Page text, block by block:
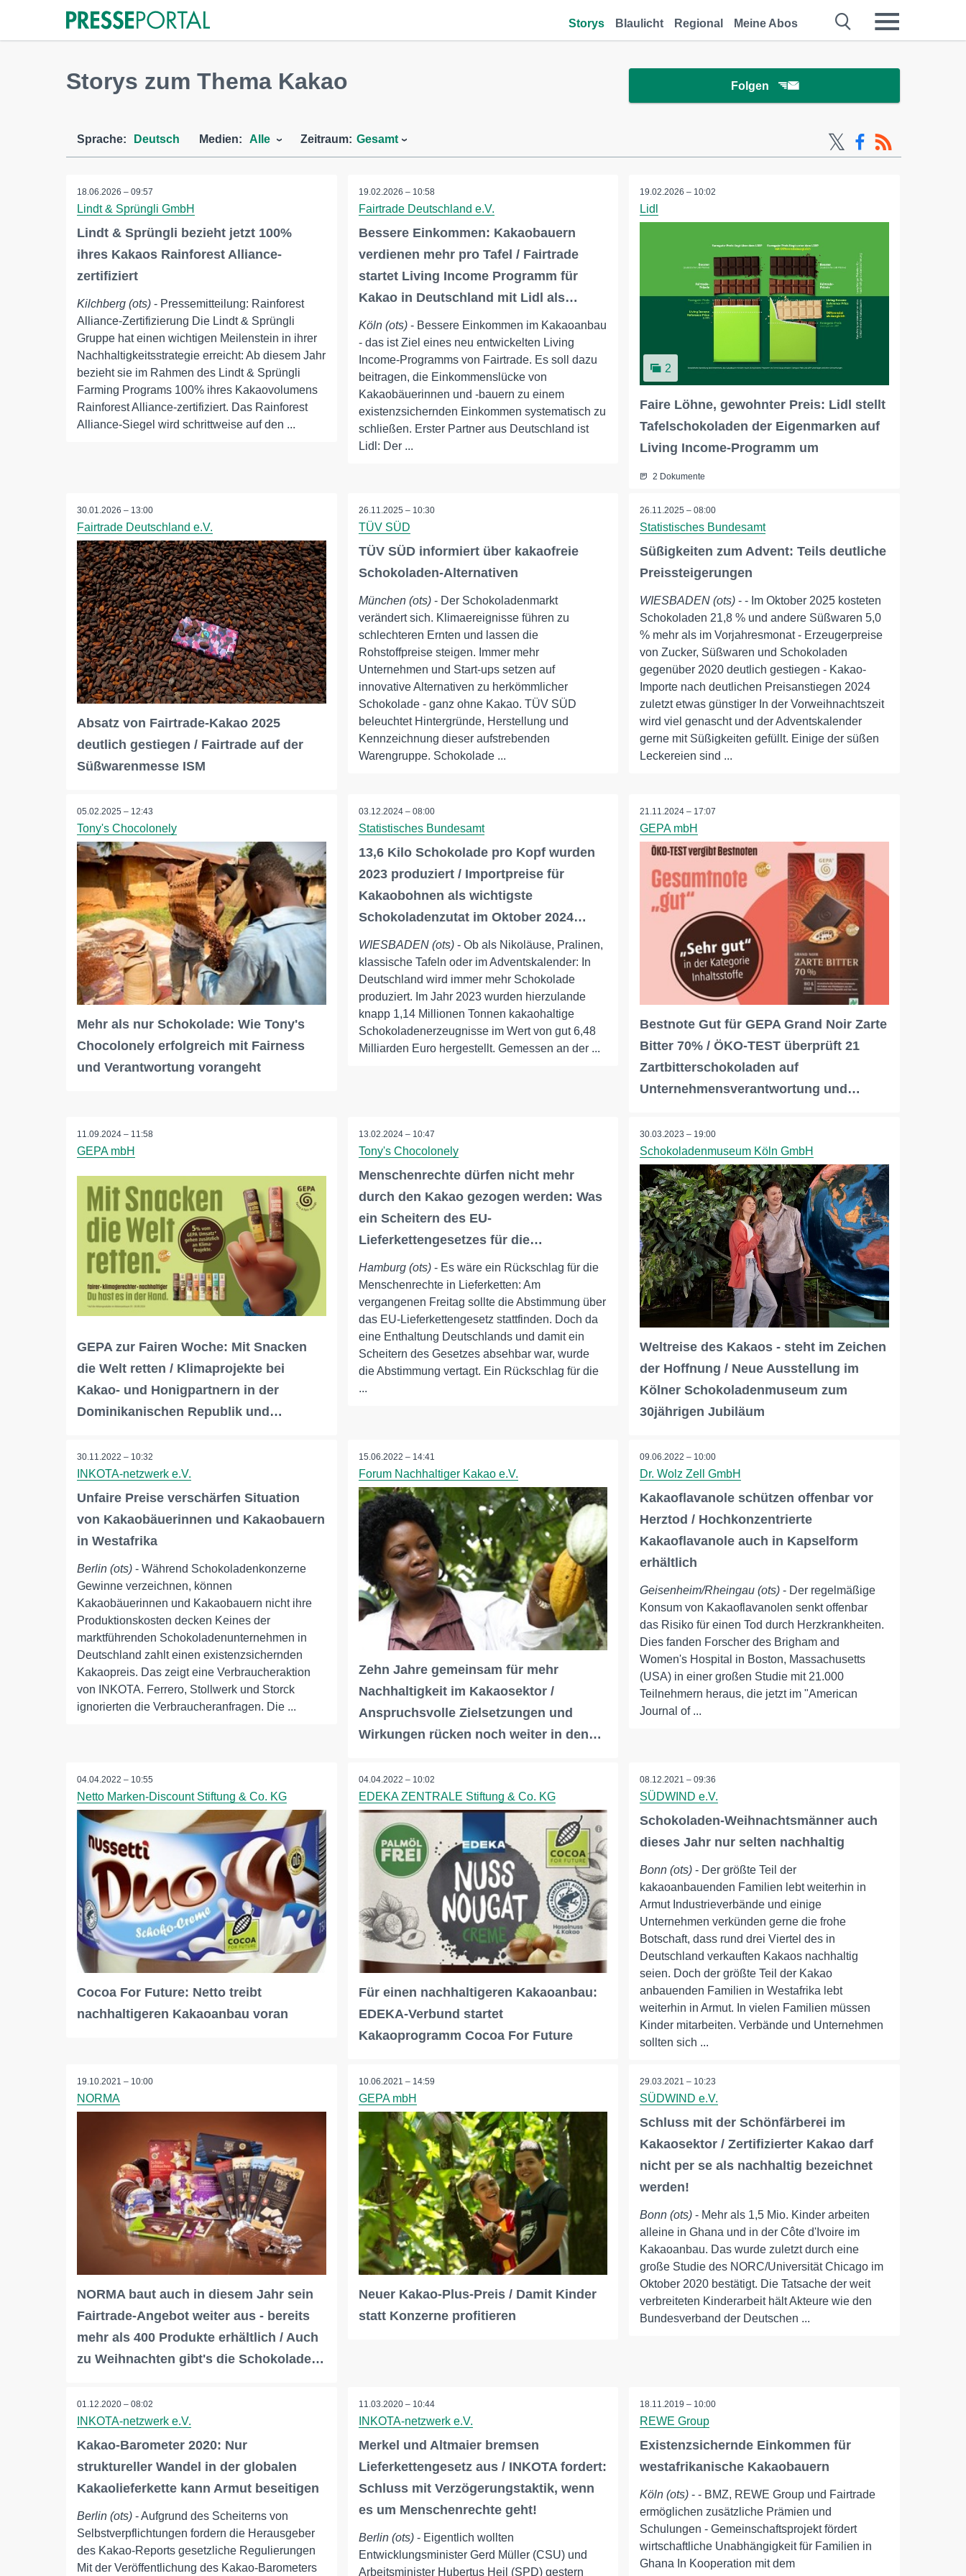
Storys Blaulicht Regional Meine Abos
Storys zum Thema Kakao Folgen
Sprache: Deutsch Medien: Alle Zeitraum: Gesamt
18.06.2026 – 09:57
Lindt & Sprüngli GmbH
Lindt & Sprüngli bezieht jetzt 100%
ihres Kakaos Rainforest Alliance-
zertifiziert
Kilchberg (ots) - Pressemitteilung: Rainforest
Alliance-Zertifizierung Die Lindt & Sprüngli
Gruppe hat einen wichtigen Meilenstein in ihrer
Nachhaltigkeitsstrategie erreicht: Ab diesem Jahr
bezieht sie im Rahmen des Lindt & Sprüngli
Farming Programs 100% ihres Kakaovolumens
Rainforest Alliance-zertifiziert. Das Rainforest
Alliance-Siegel wird schrittweise auf den ...
19.02.2026 – 10:58
Fairtrade Deutschland e.V.
Bessere Einkommen: Kakaobauern
verdienen mehr pro Tafel / Fairtrade
startet Living Income Programm für
Kakao in Deutschland mit Lidl als…
Köln (ots)- Bessere Einkommen im Kakaoanbau
- das ist Ziel eines neu entwickelten Living
Income-Programms von Fairtrade. Es soll dazu
beitragen, die Einkommenslücke von
Kakaobäuerinnen und -bauern zu einem
existenzsichernden Einkommen systematisch zu
schließen. Erster Partner aus Deutschland ist
Lidl: Der ...
19.02.2026 – 10:02
Lidl
2
Faire Löhne, gewohnter Preis: Lidl stellt
Tafelschokoladen der Eigenmarken auf
Living Income-Programm um
2 Dokumente
30.01.2026 – 13:00
Fairtrade Deutschland e.V.
Absatz von Fairtrade-Kakao 2025
deutlich gestiegen / Fairtrade auf der
Süßwarenmesse ISM
26.11.2025 – 10:30
TÜV SÜD
TÜV SÜD informiert über kakaofreie
Schokoladen-Alternativen
München (ots)- Der Schokoladenmarkt
verändert sich. Klimaereignisse führen zu
schlechteren Ernten und lassen die
Rohstoffpreise steigen. Immer mehr
Unternehmen und Start-ups setzen auf
innovative Alternativen zu herkömmlicher
Schokolade - ganz ohne Kakao. TÜV SÜD
beleuchtet Hintergründe, Herstellung und
Kennzeichnung dieser aufstrebenden
Warengruppe. Schokolade ...
26.11.2025 – 08:00
Statistisches Bundesamt
Süßigkeiten zum Advent: Teils deutliche
Preissteigerungen
WIESBADEN (ots) - - Im Oktober 2025 kosteten
Schokoladen 21,8 % und andere Süßwaren 5,0
% mehr als im Vorjahresmonat - Erzeugerpreise
von Zucker, Süßwaren und Schokoladen
gegenüber 2020 deutlich gestiegen - Kakao-
Importe nach deutlichen Preisanstiegen 2024
zuletzt etwas günstiger In der Vorweihnachtszeit
wird viel genascht und der Adventskalender
gerne mit Süßigkeiten gefüllt. Einige der süßen
Leckereien sind ...
05.02.2025 – 12:43
Tony's Chocolonely
Mehr als nur Schokolade: Wie Tony's
Chocolonely erfolgreich mit Fairness
und Verantwortung vorangeht
03.12.2024 – 08:00
Statistisches Bundesamt
13,6 Kilo Schokolade pro Kopf wurden
2023 produziert / Importpreise für
Kakaobohnen als wichtigste
Schokoladenzutat im Oktober 2024…
WIESBADEN (ots)- Ob als Nikoläuse, Pralinen,
klassische Tafeln oder im Adventskalender: In
Deutschland wird immer mehr Schokolade
produziert. Im Jahr 2023 wurden hierzulande
knapp 1,14 Millionen Tonnen kakaohaltige
Schokoladenerzeugnisse im Wert von gut 6,48
Milliarden Euro hergestellt. Gemessen an der ...
21.11.2024 – 17:07
GEPA mbH
Bestnote Gut für GEPA Grand Noir Zarte
Bitter 70% / ÖKO-TEST überprüft 21
Zartbitterschokoladen auf
Unternehmensverantwortung und…
11.09.2024 – 11:58
GEPA mbH
GEPA zur Fairen Woche: Mit Snacken
die Welt retten / Klimaprojekte bei
Kakao- und Honigpartnern in der
Dominikanischen Republik und…
13.02.2024 – 10:47
Tony's Chocolonely
Menschenrechte dürfen nicht mehr
durch den Kakao gezogen werden: Was
ein Scheitern des EU-
Lieferkettengesetzes für die…
Hamburg (ots)- Es wäre ein Rückschlag für die
Menschenrechte in Lieferketten: Am
vergangenen Freitag sollte die Abstimmung über
das EU-Lieferkettengesetz stattfinden. Doch da
eine Enthaltung Deutschlands und damit ein
Scheitern des Gesetzes absehbar war, wurde
die Abstimmung vertagt. Ein Rückschlag für die
...
30.03.2023 – 19:00
Schokoladenmuseum Köln GmbH
Weltreise des Kakaos - steht im Zeichen
der Hoffnung / Neue Ausstellung im
Kölner Schokoladenmuseum zum
30jährigen Jubiläum
30.11.2022 – 10:32
INKOTA-netzwerk e.V.
Unfaire Preise verschärfen Situation
von Kakaobäuerinnen und Kakaobauern
in Westafrika
Berlin (ots) - Während Schokoladenkonzerne
Gewinne verzeichnen, können
Kakaobäuerinnen und Kakaobauern nicht ihre
Produktionskosten decken Keines der
marktführenden Schokoladenunternehmen in
Deutschland zahlt einen existenzsichernden
Kakaopreis. Das zeigt eine Verbraucheraktion
von INKOTA. Ferrero, Stollwerk und Storck
ignorierten die Verbraucheranfragen. Die ...
15.06.2022 – 14:41
Forum Nachhaltiger Kakao e.V.
Zehn Jahre gemeinsam für mehr
Nachhaltigkeit im Kakaosektor /
Anspruchsvolle Zielsetzungen und
Wirkungen rücken noch weiter in den…
09.06.2022 – 10:00
Dr. Wolz Zell GmbH
Kakaoflavanole schützen offenbar vor
Herztod / Hochkonzentrierte
Kakaoflavanole auch in Kapselform
erhältlich
Geisenheim/Rheingau (ots) - Der regelmäßige
Konsum von Kakaoflavanolen senkt offenbar
das Risiko für einen Tod durch Herzkrankheiten.
Dies fanden Forscher des Brigham and
Women's Hospital in Boston, Massachusetts
(USA) in einer großen Studie mit 21.000
Teilnehmern heraus, die jetzt im "American
Journal of ...
04.04.2022 – 10:55
Netto Marken-Discount Stiftung & Co. KG
Cocoa For Future: Netto treibt
nachhaltigeren Kakaoanbau voran
04.04.2022 – 10:02
EDEKA ZENTRALE Stiftung & Co. KG
Für einen nachhaltigeren Kakaoanbau:
EDEKA-Verbund startet
Kakaoprogramm Cocoa For Future
08.12.2021 – 09:36
SÜDWIND e.V.
Schokoladen-Weihnachtsmänner auch
dieses Jahr nur selten nachhaltig
Bonn (ots) - Der größte Teil der
kakaoanbauenden Familien lebt weiterhin in
Armut Industrieverbände und einige
Unternehmen verkünden gerne die frohe
Botschaft, dass rund drei Viertel des in
Deutschland verkauften Kakaos nachhaltig
seien. Doch der größte Teil der Kakao
anbauenden Familien in Westafrika lebt
weiterhin in Armut. In vielen Familien müssen
Kinder mitarbeiten. Verbände und Unternehmen
sollten sich ...
19.10.2021 – 10:00
NORMA
NORMA baut auch in diesem Jahr sein
Fairtrade-Angebot weiter aus - bereits
mehr als 400 Produkte erhältlich / Auch
zu Weihnachten gibt's die Schokolade…
10.06.2021 – 14:59
GEPA mbH
Neuer Kakao-Plus-Preis / Damit Kinder
statt Konzerne profitieren
29.03.2021 – 10:23
SÜDWIND e.V.
Schluss mit der Schönfärberei im
Kakaosektor / Zertifizierter Kakao darf
nicht per se als nachhaltig bezeichnet
werden!
Bonn (ots) - Mehr als 1,5 Mio. Kinder arbeiten
alleine in Ghana und in der Côte d'Ivoire im
Kakaoanbau. Das wurde zuletzt durch eine
große Studie des NORC/Universität Chicago im
Oktober 2020 bestätigt. Die Tatsache der weit
verbreiteten Kinderarbeit hält Akteure wie den
Bundesverband der Deutschen ...
01.12.2020 – 08:02
INKOTA-netzwerk e.V.
Kakao-Barometer 2020: Nur
struktureller Wandel in der globalen
Kakaolieferkette kann Armut beseitigen
Berlin (ots) - Aufgrund des Scheiterns von
Selbstverpflichtungen fordern die Herausgeber
des Kakao-Reports gesetzliche Regulierungen
Mit der Veröffentlichung des Kakao-Barometers
11.03.2020 – 10:44
INKOTA-netzwerk e.V.
Merkel und Altmaier bremsen
Lieferkettengesetz aus / INKOTA fordert:
Schluss mit Verzögerungstaktik, wenn
es um Menschenrechte geht!
Berlin (ots)- Eigentlich wollten
Entwicklungsminister Gerd Müller (CSU) und
Arbeitsminister Hubertus Heil (SPD) gestern
18.11.2019 – 10:00
REWE Group
Existenzsichernde Einkommen für
westafrikanische Kakaobauern
Köln (ots) - - BMZ, REWE Group und Fairtrade
ermöglichen zusätzliche Prämien und
Schulungen - Gemeinschaftsprojekt fördert
wirtschaftliche Unabhängigkeit für Familien in
Ghana In Kooperation mit dem